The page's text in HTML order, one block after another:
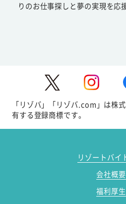
りのお仕事探しと夢の実現を応
「リゾバ」「リゾバ.com」は株
有する登録商標です。
リゾートバイ
会社概要
福利厚生